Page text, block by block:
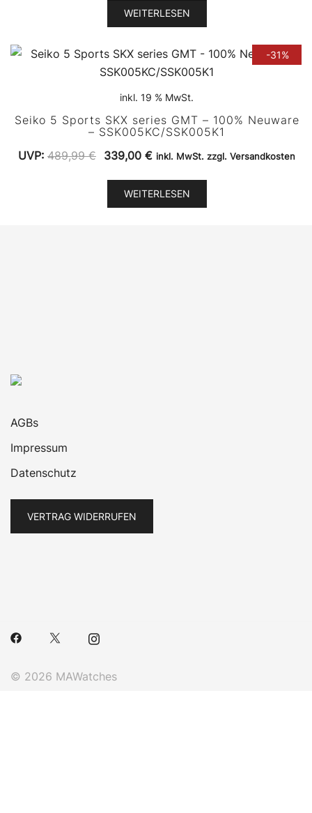
WEITERLESEN
-31%
inkl. 19 % MwSt.
Seiko 5 Sports SKX series GMT – 100% Neuware
– SSK005KC/SSK005K1
UVP: 489,99€ Ursprünglicher
war:
489,99 €
339,00 €Aktueller
ist:
339,00 €.
inkl. MwSt. zzgl. Versandkosten
WEITERLESEN
AGBs
Impressum
Datenschutz
VERTRAG WIDERRUFEN
© 2026 MAWatches